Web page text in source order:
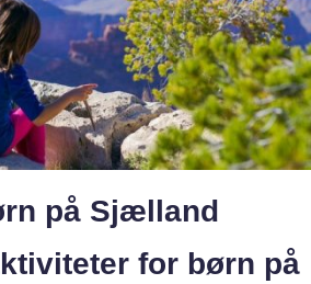
på Sjælland
for børn på